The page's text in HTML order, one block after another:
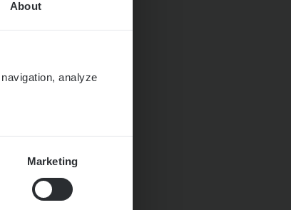
About
analyze
Marketing